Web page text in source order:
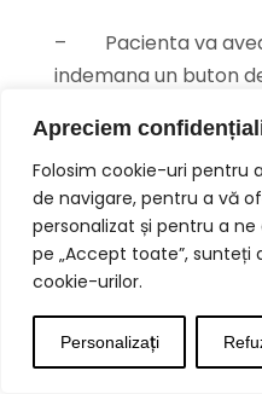
Apreciem
Folosim cookie-uri pentru
de navigare, pentru a vă
personalizat și pentru a
pe „Accept toate”, sunteți
cookie-urilor.
Personalizați
–
Pacienta va
indemana un buton
revine imediat in sala
–
Investigatia se
moment, daca
Concluzie
In concluzie, RMN-